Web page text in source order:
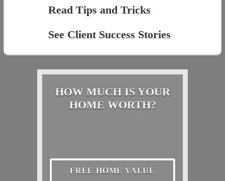
Read Tips and Tricks
See Client Success Stories
HOW MUCH IS YOUR
HOME WORTH?
FREE HOME VALUE